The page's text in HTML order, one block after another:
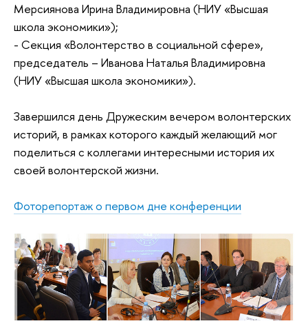
Мерсиянова Ирина Владимировна (НИУ «Высшая
школа экономики»);
- Секция «Волонтерство в социальной сфере»,
председатель – Иванова Наталья Владимировна
(НИУ «Высшая школа экономики»).
Завершился день Дружеским вечером волонтерских
историй, в рамках которого каждый желающий мог
поделиться с коллегами интересными история их
своей волонтерской жизни.
Фоторепортаж о первом дне конференции